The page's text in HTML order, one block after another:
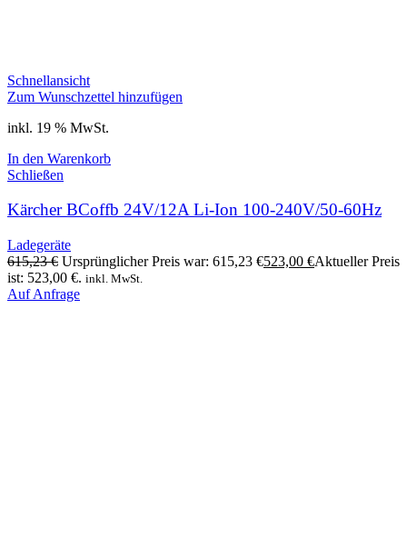
Schnellansicht
Zum Wunschzettel hinzufügen
inkl. 19 % MwSt.
In den Warenkorb
Schließen
Kärcher BCoffb 24V/12A Li-Ion 100-240V/50-60Hz
Ladegeräte
615,23€ Ursprünglicher Preis war: 615,23 €523,00 €Aktueller Preis
ist: 523,00 €. inkl. MwSt.
Auf Anfrage